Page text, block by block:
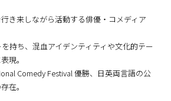
き来しながら活動する俳優・コメディア
持ち、混血アイデンティティや文化的テー
現。
Comedy Festival 優勝、日英両言語の公
在。